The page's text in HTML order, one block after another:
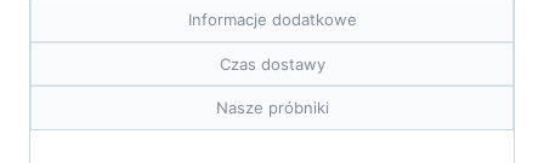
Informacje dodatkowe
Czas dostawy
Nasze próbniki